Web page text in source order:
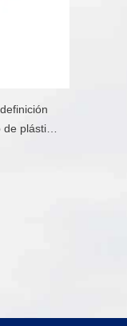
plástico